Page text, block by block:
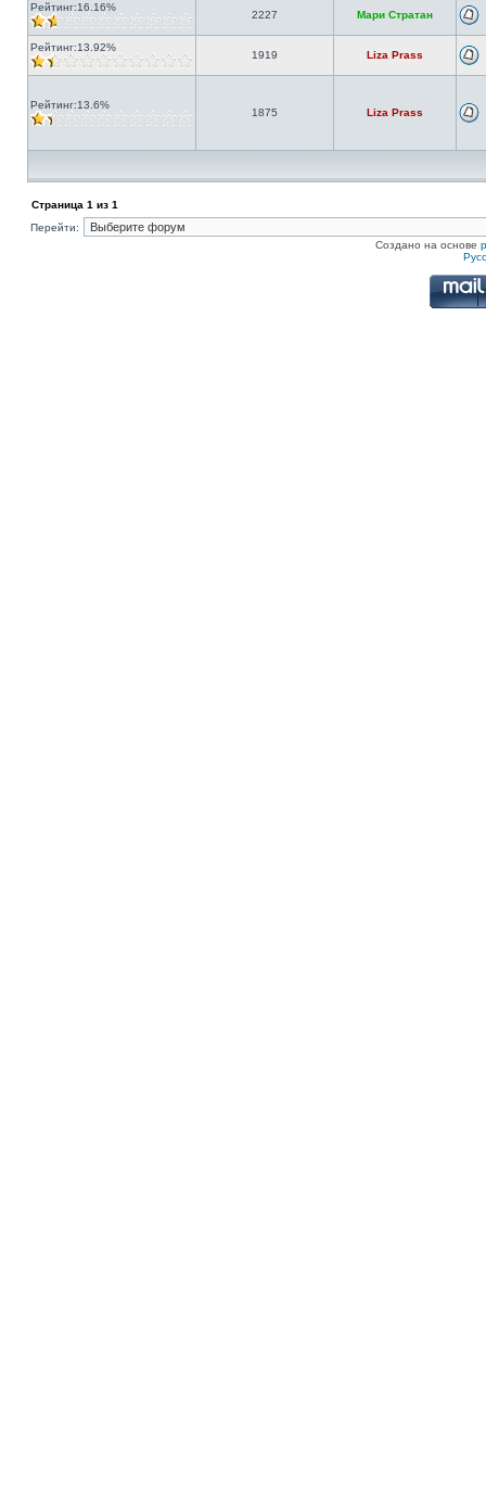
Рейтинг:16.16%
2227 Мари Стратан
Рейтинг:13.92%
1919 Liza Prass
Рейтинг:13.6%
1875 Liza Prass
Страница 1 из 1
Перейти:
Создано на основе